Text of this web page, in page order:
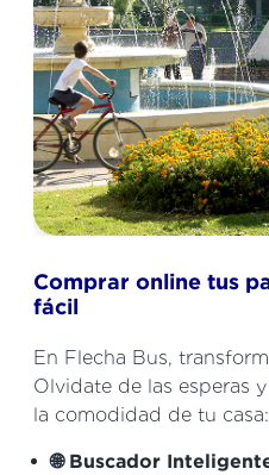
Comprar online tus
fácil
En Flecha Bus,
Olvidate de las esperas
la comodidad de tu casa:
🌐 Buscador